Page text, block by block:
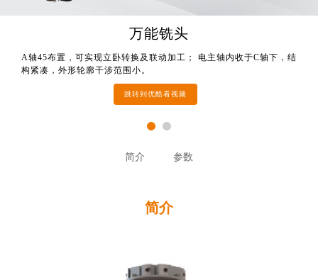
万能铣头
A轴45布置，可实现立卧转换及联动加工； 电主轴内收于C轴下，结
构紧凑，外形轮廓干涉范围小。
跳转到优酷看视频
KMC400S U
A轴45布置，可实现立卧转换及联动加工； 电主轴内收于C轴下，结
构紧凑，外形轮廓干涉范围小。
跳转到优酷看视频
简介 参数
简介